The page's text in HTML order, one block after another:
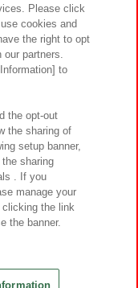
サイトポリシー
リティ方針と検証結果
ご質問・お問い合わせ
Inc.
Inc.
Reserved.
Please click
cookies and
the right to opt
our partners.
to
the opt-out
the sharing of
setup banner,
sharing
. If you
manage your
clicking the link
the banner.